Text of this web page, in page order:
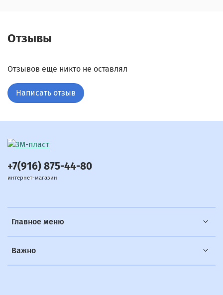
Отзывы
Отзывов еще никто не оставлял
Написать отзыв
Главное меню
Важно
+7(916) 875-44-80
интернет-магазин